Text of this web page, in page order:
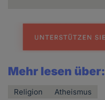
Mehr lesen über:
Religion Atheismus